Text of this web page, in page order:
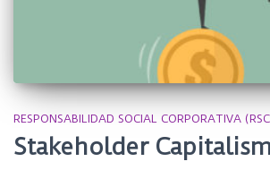
RESPONSABILIDAD SOCIAL CORPORATIVA
Stakeholder